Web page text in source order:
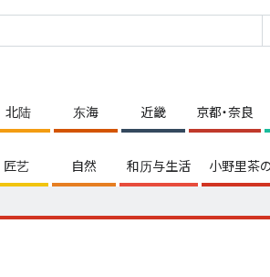
北陆 东海 近畿 京都・奈良
匠艺 自然 和历与生活 小野里茶